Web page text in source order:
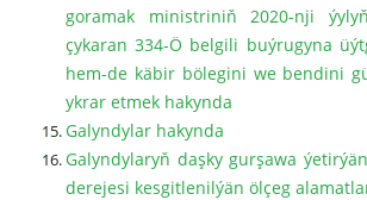
goramak ministriniň 2020-nji
çykaran 334-Ö belgili buýrugyna
hem-de käbir bölegini we bendini
ykrar etmek hakynda
Galyndylar hakynda
Galyndylaryň daşky gurşawa
derejesi kesgitlenilýän ölçeg